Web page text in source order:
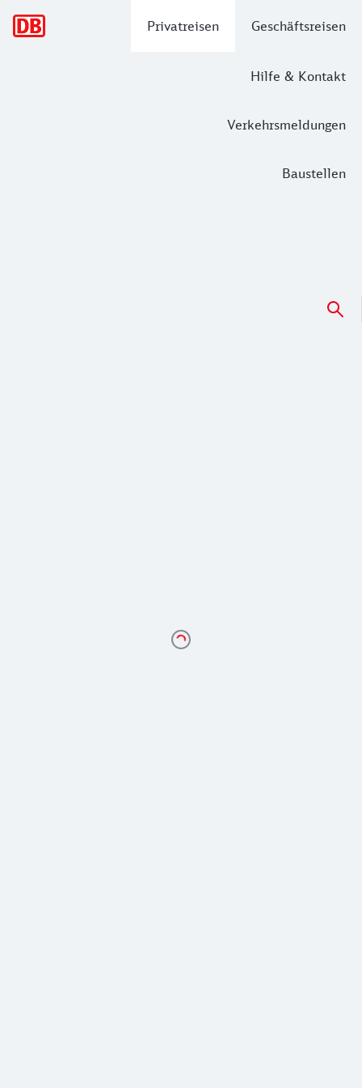
Privatreisen Geschäftsreisen
Hilfe & Kontakt
Verkehrsmeldungen
Baustellen